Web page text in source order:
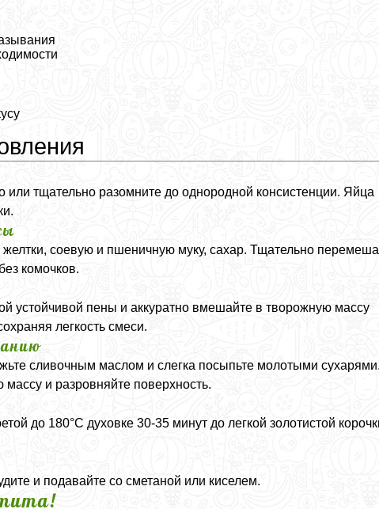
или тщательно разомните до однородной консистенции. Яйца
желтки, соевую и пшеничную муку, сахар. Тщательно
комочков.
устойчивой пены и аккуратно вмешайте в творожную массу
легкость смеси.
сливочным маслом и слегка посыпьте молотыми сухарями.
и разровняйте поверхность.
до 180°C духовке 30-35 минут до легкой золотистой
и подавайте со сметаной или киселем.